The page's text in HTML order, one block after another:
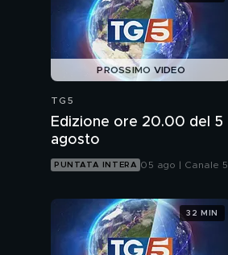
PROSSIMO VIDEO
TG5
Edizione ore 20.00 del 5
agosto
PUNTATA INTERA 05 ago | Canale 5
32 MIN